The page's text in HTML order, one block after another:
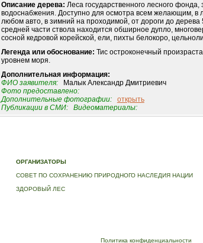
Описание дерева: Леса государственного лесного
водоснабжения. Доступно для осмотра всем желающим, в
любом авто, в зимний на проходимой, от дороги до
средней части ствола находится обширное дупло,
сосной кедровой корейской, ели, пихты белокоро,
Легенда или обоснование: Тис остроконечный
уровнем моря.
Дополнительная информация:
ФИО заявителя:Малык Александр Дмитриевич
Фото предоставлено:
Дополнительные фотографии:
открыть
Публикации в СМИ:
Видеоматериалы:
ОРГАНИЗАТОРЫ
СОВЕТ ПО СОХРАНЕНИЮ ПРИРОДНОГО НАСЛЕДИЯ НАЦИИ
ЗДОРОВЫЙ ЛЕС
Политика конфиденциальности